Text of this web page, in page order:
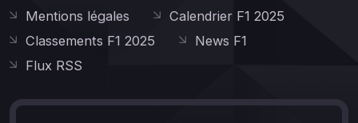
Mentions légales
Calendrier F1 2025
Classements F1 2025
News F1
Flux RSS